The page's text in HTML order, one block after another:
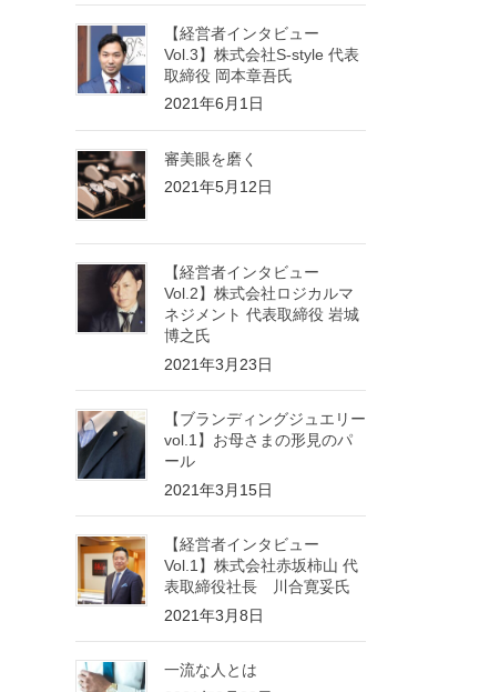
【経営者インタビュー
Vol.3】株式会社S-style 代表
取締役 岡本章吾氏
2021年6月1日
審美眼を磨く
2021年5月12日
【経営者インタビュー
Vol.2】株式会社ロジカルマ
ネジメント 代表取締役 岩城
博之氏
2021年3月23日
【ブランディングジュエリー
vol.1】お母さまの形見のパ
ール
2021年3月15日
【経営者インタビュー
Vol.1】株式会社赤坂柿山 代
表取締役社長 川合寛妥氏
2021年3月8日
一流な人とは